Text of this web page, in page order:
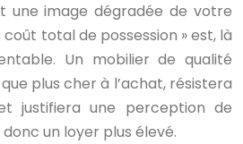
une image dégradée de votre
total de possession » est, là
Un mobilier de qualité
plus cher à l’achat, résistera
justifiera une perception de
un loyer plus élevé.